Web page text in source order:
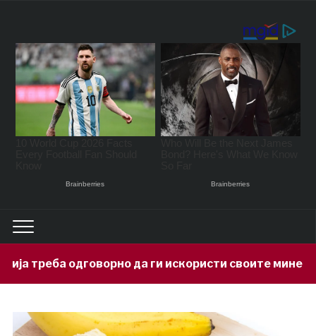
да ги искористи своите минерални богатства